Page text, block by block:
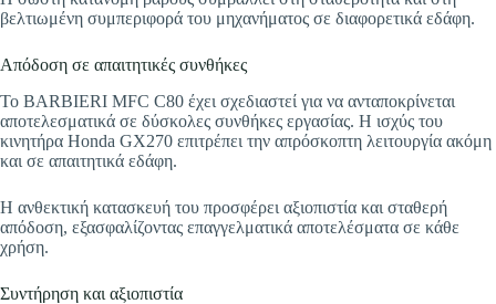
βελτιωμένη συμπεριφορά του μηχανήματος σε διαφορετικά εδάφη.
Απόδοση σε απαιτητικές συνθήκες
Το BARBIERI MFC C80 έχει σχεδιαστεί για να ανταποκρίνεται
αποτελεσματικά σε δύσκολες συνθήκες εργασίας. Η ισχύς του
κινητήρα Honda GX270 επιτρέπει την απρόσκοπτη λειτουργία ακόμη
και σε απαιτητικά εδάφη.
Η ανθεκτική κατασκευή του προσφέρει αξιοπιστία και σταθερή
απόδοση, εξασφαλίζοντας επαγγελματικά αποτελέσματα σε κάθε
χρήση.
Συντήρηση και αξιοπιστία